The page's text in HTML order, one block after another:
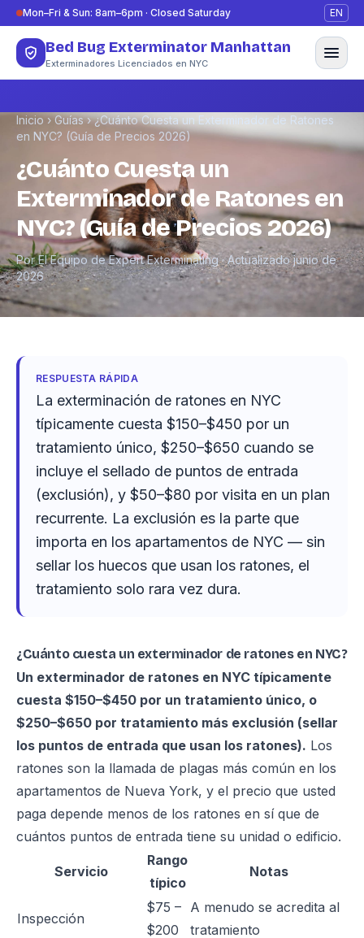
Saltar al contenido
Mon–Fri & Sun: 8am–6pm · Closed Saturday EN
Bed Bug Exterminator Manhattan
Exterminadores Licenciados en NYC
Inicio ›Guías›¿Cuánto Cuesta un Exterminador de Ratones
en NYC? (Guía de Precios 2026)
¿Cuánto Cuesta un
Exterminador de Ratones en
NYC? (Guía de Precios 2026)
Por El Equipo de Expert Exterminating · Actualizado junio de
2026
RESPUESTA RÁPIDA
La exterminación de ratones en NYC
típicamente cuesta $150–$450 por un
tratamiento único, $250–$650 cuando se
incluye el sellado de puntos de entrada
(exclusión), y $50–$80 por visita en un plan
recurrente. La exclusión es la parte que
importa en los apartamentos de NYC — sin
sellar los huecos que usan los ratones, el
tratamiento solo rara vez dura.
¿Cuánto cuesta un exterminador de ratones en NYC?
Un exterminador de ratones en NYC típicamente
cuesta $150–$450 por un tratamiento único, o
$250–$650 por tratamiento más exclusión (sellar
los puntos de entrada que usan los ratones). Los
ratones son la llamada de plagas más común en los
apartamentos de Nueva York, y el precio que usted
paga depende menos de los ratones en sí que de
cuántos puntos de entrada tiene su unidad o edificio.
Servicio
Rango
típico
Notas
Inspección
$75 –
$200
A menudo se acredita al
tratamiento